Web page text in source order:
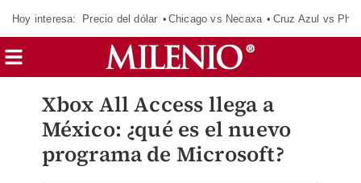
Hoy interesa: Precio del dólar Chicago vs Necaxa Cruz Azul vs
Xbox All Access llega a
México: ¿qué es el nuevo
programa de Microsoft?